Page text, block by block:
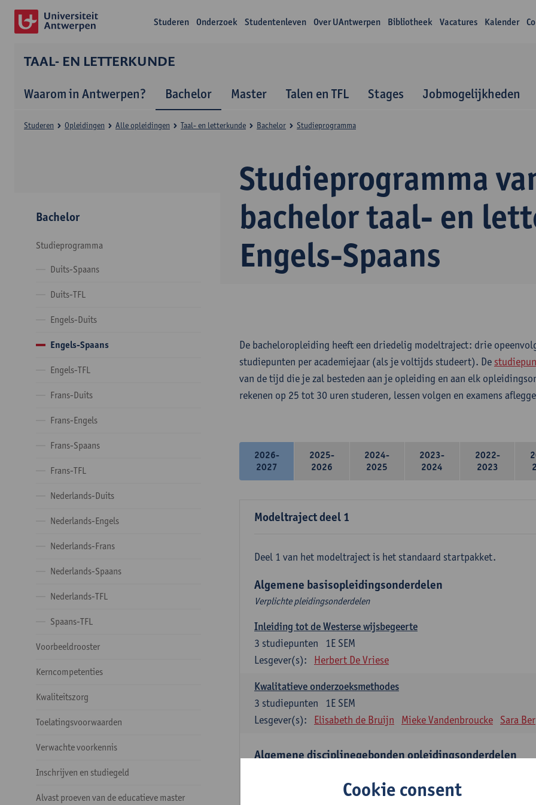
Studeren Onderzoek Studentenleven Over UAntwerpen Bibliotheek Vacatures Kalender
TAAL- EN LETTERKUNDE
Waarom in Antwerpen? Bachelor Master Talen en TFL Stages Jobmogelijkheden
Studieprogramma
bachelor taal- en
Engels-Spaans
Studeren Opleidingen Alle opleidingen Taal- en letterkunde Bachelor Studieprogramma
Bachelor
Studieprogramma
Duits-Spaans
Duits-TFL
Engels-Duits
Engels-Spaans
Engels-TFL
Frans-Duits
Frans-Engels
Frans-Spaans
Frans-TFL
Nederlands-Duits
Nederlands-Engels
Nederlands-Frans
Nederlands-Spaans
Nederlands-TFL
Spaans-TFL
Voorbeeldrooster
Kerncompetenties
Kwaliteitszorg
Toelatingsvoorwaarden
Verwachte voorkennis
Inschrijven en studiegeld
Alvast proeven van de educatieve master
De bacheloropleiding heeft een driedelig modeltraject: drie
studiepunten per academiejaar (als je voltijds studeert). De
van de tijd die je zal besteden aan je opleiding en aan elk
rekenen op 25 tot 30 uren studeren, lessen volgen en examens
2026-
2027
2025-
2026
2024-
2025
2023-
2024
2022-
2023
Modeltraject deel 1
Deel 1 van het modeltraject is het standaard startpakket.
Algemene basisopleidingsonderdelen
Verplichte pleidingsonderdelen
Inleiding tot de Westerse wijsbegeerte
1E SEM
3 studiepunten
Lesgever(s):
Herbert De Vriese
Kwalitatieve onderzoeksmethodes
1E SEM
3 studiepunten
Lesgever(s):
Elisabeth de Bruijn Mieke Vandenbroucke Sara
Algemene disciplinegebonden opleidingsonderdelen
Literatuur en diversiteitCookie consent